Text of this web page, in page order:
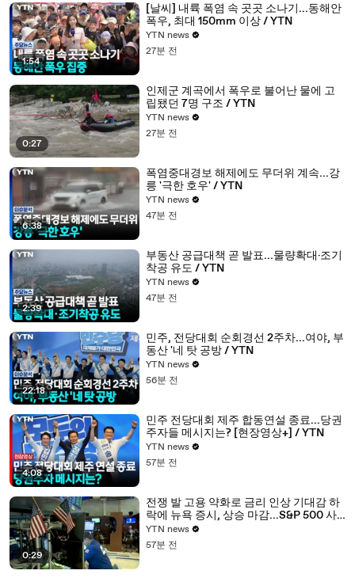
1:54
[날씨] 내륙 폭염 속 곳곳 소나기...동해안
폭우, 최대 150mm 이상 / YTN
YTN news
27분 전
0:27
인제군 계곡에서 폭우로 불어난 물에 고
립됐던 7명 구조 / YTN
YTN news
27분 전
6:38
폭염중대경보 해제에도 무더위 계속...강
릉 '극한 호우' / YTN
YTN news
47분 전
2:39
부동산 공급대책 곧 발표...물량확대·조기
착공 유도 / YTN
YTN news
47분 전
22:18
민주, 전당대회 순회경선 2주차...여야, 부
동산 '네 탓 공방 / YTN
YTN news
56분 전
4:08
민주 전당대회 제주 합동연설 종료...당권
주자들 메시지는? [현장영상+] / YTN
YTN news
57분 전
0:29
전쟁 발 고용 약화로 금리 인상 기대감 하
락에 뉴욕 증시, 상승 마감...S&P 500 사
상 최고치 / YTN
YTN news
57분 전